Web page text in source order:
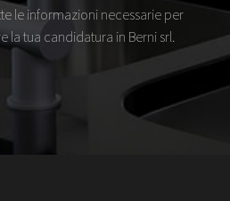
le informazioni necessarie per
la tua candidatura in Berni srl.